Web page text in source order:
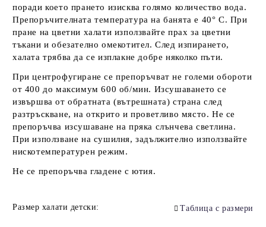
поради което прането изисква голямо количество вода.
Препоръчителната температура на банята е 40° С. При
пране на цветни халати използвайте прах за цветни
тъкани и обезателно омекотител. След изпирането,
халата трябва да се изплакне добре няколко пъти.
При центрофугиране се препоръчват не големи обороти
от 400 до максимум 600 об/мин. Изсушаването се
извършва от обратната (вътрешната) страна след
разтръскване, на открито и проветливо място. Не се
препоръчва изсушаване на пряка слънчева светлина.
При използване на сушилня, задължително използвайте
нискотемпературен режим.
Не се препоръчва гладене с ютия.
Размер халати детски: Таблица с размери